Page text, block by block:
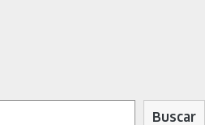
Buscar